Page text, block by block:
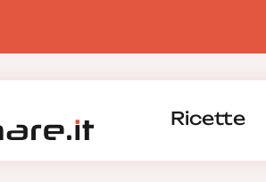
Ricette